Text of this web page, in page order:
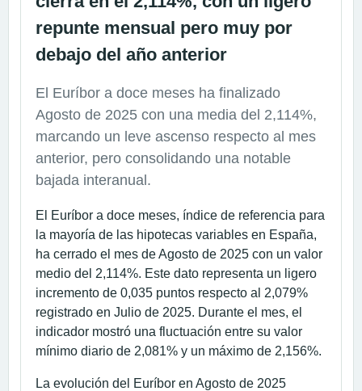
repunte mensual pero muy por
debajo del año anterior
El Euríbor a doce meses ha finalizado
Agosto de 2025 con una media del 2,114%,
marcando un leve ascenso respecto al mes
anterior, pero consolidando una notable
bajada interanual.
El Euríbor a doce meses, índice de referencia para
la mayoría de las hipotecas variables en España,
ha cerrado el mes de Agosto de 2025 con un valor
medio del 2,114%. Este dato representa un ligero
incremento de 0,035 puntos respecto al 2,079%
registrado en Julio de 2025. Durante el mes, el
indicador mostró una fluctuación entre su valor
mínimo diario de 2,081% y un máximo de 2,156%.
La evolución del Euríbor en Agosto de 2025